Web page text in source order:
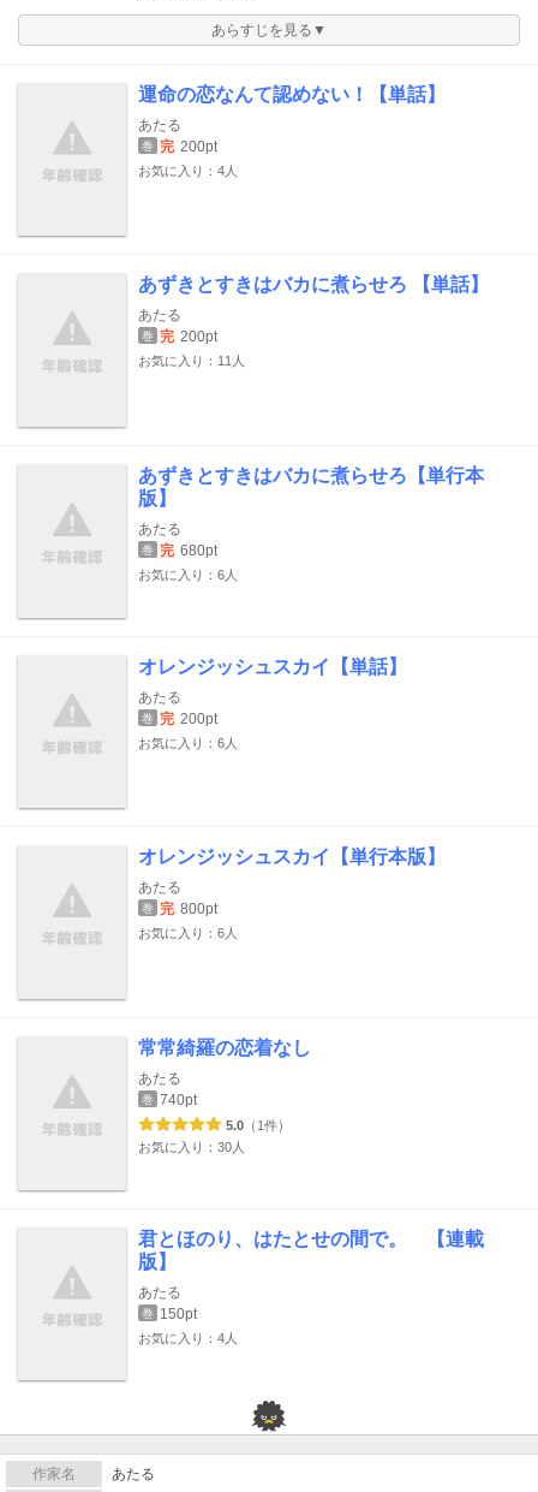
あらすじを見る▼
運命の恋なんて認めない！【単話】
あたる
巻 完 200pt
お気に入り：4人
あずきとすきはバカに煮らせろ 【単話】
あたる
巻 完 200pt
お気に入り：11人
あずきとすきはバカに煮らせろ【単行本
版】
あたる
巻 完 680pt
お気に入り：6人
オレンジッシュスカイ【単話】
あたる
巻 完 200pt
お気に入り：6人
オレンジッシュスカイ【単行本版】
あたる
巻 完 800pt
お気に入り：6人
常常綺羅の恋着なし
あたる
巻 740pt
5.0 （1件）
お気に入り：30人
君とほのり、はたとせの間で。 【連載
版】
あたる
巻 150pt
お気に入り：4人
作家名 あたる